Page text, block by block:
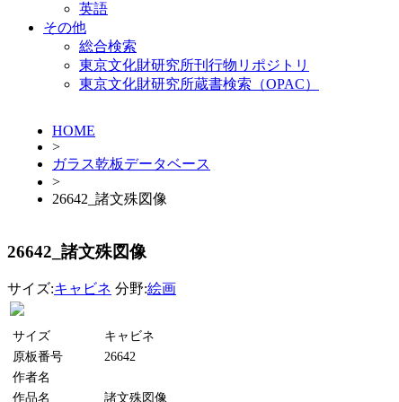
英語
その他
総合検索
東京文化財研究所刊行物リポジトリ
東京文化財研究所蔵書検索（OPAC）
HOME
>
ガラス乾板データベース
>
26642_諸文殊図像
26642_諸文殊図像
サイズ:キャビネ 分野:絵画
サイズ
キャビネ
原板番号
26642
作者名
作品名
諸文殊図像